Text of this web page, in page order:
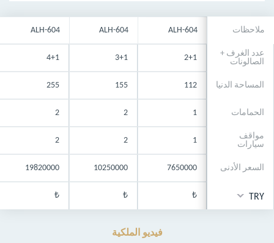
ملاحظات
عدد الغرف +
الصالونات
المساحة الدنيا
الحمامات
مواقف
سيارات
السعر الأدنى
TRY
ALH-604
2+1
112
1
1
7650000
₺
ALH-604
3+1
155
2
2
10250000
₺
ALH-604
4+1
255
2
2
19820000
₺
فيديو الملكية